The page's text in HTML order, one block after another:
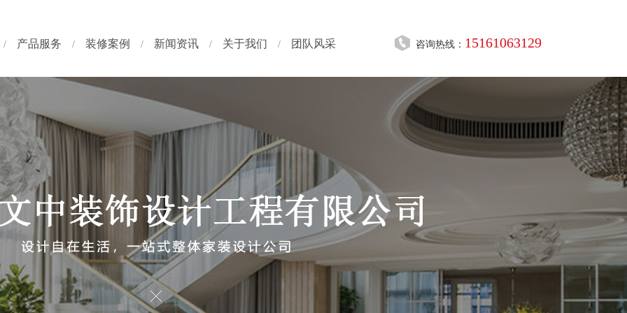
/ 产品服务 / 装修案例 / 新闻资讯 / 关于我们 / 团队风采 咨询热线： 15161063129